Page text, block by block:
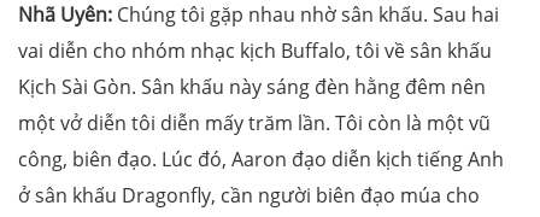
Nhã Uyên: Chúng tôi gặp nhau nhờ sân khấu. Sau hai
vai diễn cho nhóm nhạc kịch Buffalo, tôi về sân khấu
Kịch Sài Gòn. Sân khấu này sáng đèn hằng đêm nên
một vở diễn tôi diễn mấy trăm lần. Tôi còn là một vũ
công, biên đạo. Lúc đó, Aaron đạo diễn kịch tiếng Anh
ở sân khấu Dragonfly, cần người biên đạo múa cho